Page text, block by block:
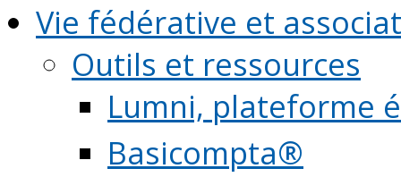
Vie fédérative et
Outils et ressources
Lumni, plateforme
Basicompta®